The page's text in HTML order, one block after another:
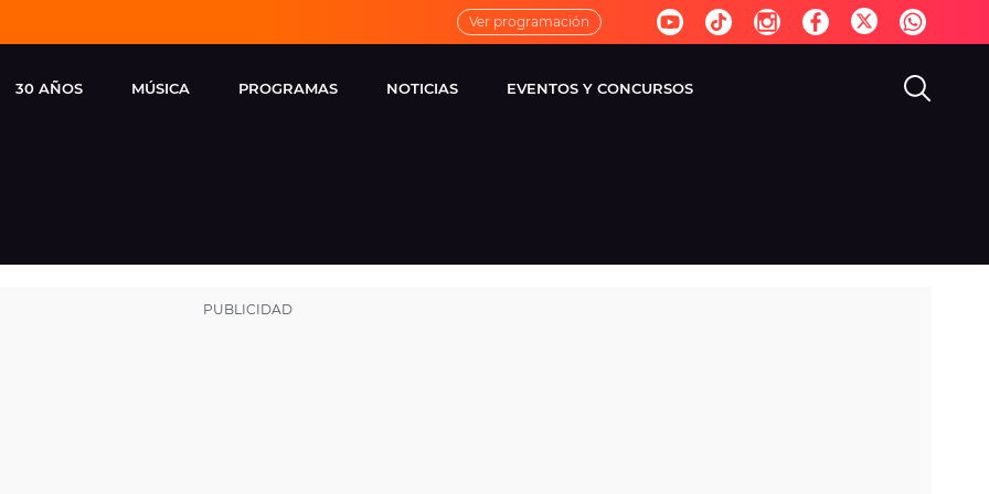
Ver programación
30 AÑOS MÚSICA
FM
PROGRAMAS
VIRALES
NOTICIAS EVENTOS Y CONCURSOS